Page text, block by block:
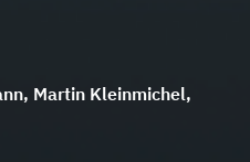
Martin Kleinmichel,